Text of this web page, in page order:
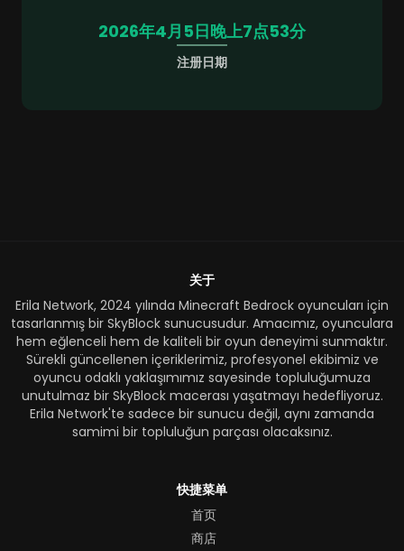
2026年4月5日晚上7点53分
注册日期
关于
Erila Network, 2024 yılında Minecraft Bedrock oyuncuları için
tasarlanmış bir SkyBlock sunucusudur. Amacımız, oyunculara
hem eğlenceli hem de kaliteli bir oyun deneyimi sunmaktır.
Sürekli güncellenen içeriklerimiz, profesyonel ekibimiz ve
oyuncu odaklı yaklaşımımız sayesinde topluluğumuza
unutulmaz bir SkyBlock macerası yaşatmayı hedefliyoruz.
Erila Network'te sadece bir sunucu değil, aynı zamanda
samimi bir topluluğun parçası olacaksınız.
快捷菜单
首页
商店